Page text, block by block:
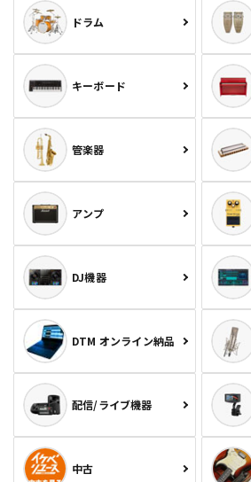
ドラム
キーボード
管楽器
アンプ
DJ機器
DTM オンライン納品
配信/ライブ機器
中古